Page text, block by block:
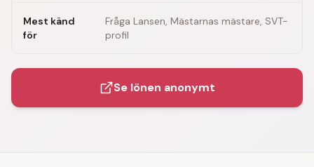
Mest känd
för
Fråga Lansen, Mästarnas mästare, SVT-
profil
Se lönen anonymt